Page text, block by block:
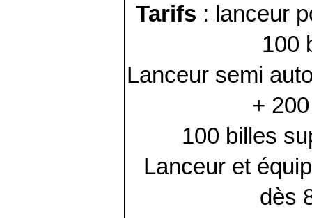
Tarifs : lanceur
100
Lanceur semi
+
100 billes
Lanceur et
dès